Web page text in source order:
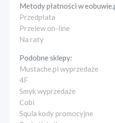
Metody płatności w
Przedpłata
Przelew on-line
Na raty
Podobne sklepy:
Mustache.pl wyprzedaże
4F
Smyk wyprzedaże
Cobi
Squla kody promocyjne